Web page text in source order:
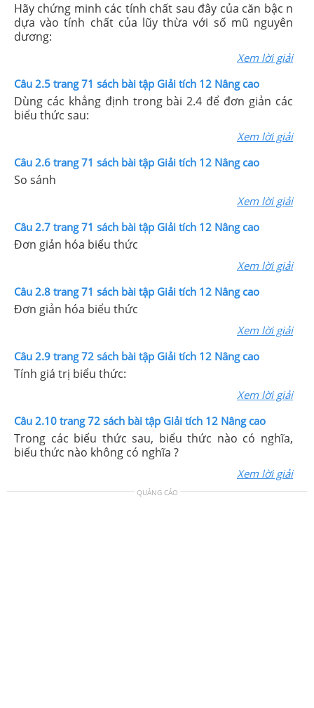
Hãy chứng minh các tính chất sau đây của căn bậc n
dựa vào tính chất của lũy thừa với số mũ nguyên
dương:
Xem lời giải
Câu 2.5 trang 71 sách bài tập Giải tích 12 Nâng cao
Dùng các khẳng định trong bài 2.4 để đơn giản các
biểu thức sau:
Xem lời giải
Câu 2.6 trang 71 sách bài tập Giải tích 12 Nâng cao
So sánh
Xem lời giải
Câu 2.7 trang 71 sách bài tập Giải tích 12 Nâng cao
Đơn giản hóa biểu thức
Xem lời giải
Câu 2.8 trang 71 sách bài tập Giải tích 12 Nâng cao
Đơn giản hóa biểu thức
Xem lời giải
Câu 2.9 trang 72 sách bài tập Giải tích 12 Nâng cao
Tính giá trị biểu thức:
Xem lời giải
Câu 2.10 trang 72 sách bài tập Giải tích 12 Nâng cao
Trong các biểu thức sau, biểu thức nào có nghĩa,
biểu thức nào không có nghĩa ?
Xem lời giải
QUẢNG CÁO